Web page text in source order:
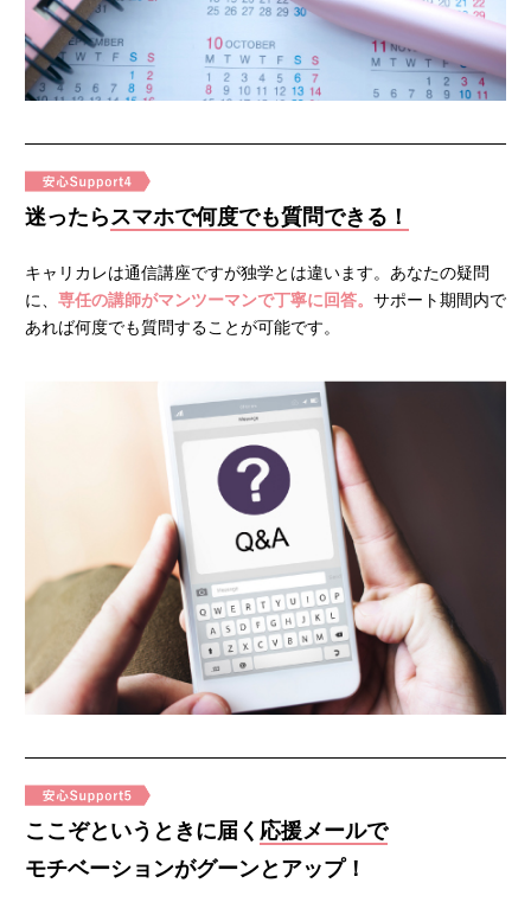
迷ったら スマホで何度でも質問できる！
キャリカレは通信講座ですが独学とは違います。あなたの疑問
に、 専任の講師がマンツーマンで丁寧に回答。 サポート期間内で
あれば何度でも質問することが可能です。
ここぞというときに届く 応援メールで
モチベーションがグーンとアップ！